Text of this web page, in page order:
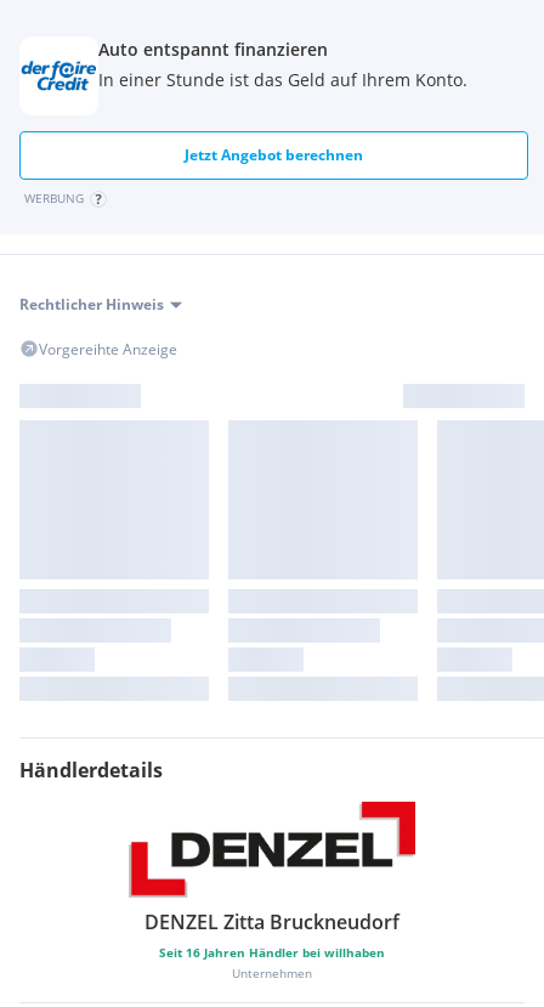
Verzurrösen im Gepäckraum
Warndreieck mit Erste-Hilfe-Set
Werkzeugsatz
Ölsensor für Niveau und Qualität
Automatische Heckklappenbetätigung
Auto entspannt finanzieren
In einer Stunde ist das Geld auf Ihrem Konto.
Jetzt Angebot berechnen
WERBUNG
Rechtlicher Hinweis
Vorgereihte Anzeige
Händlerdetails
DENZEL Zitta Bruckneudorf
Seit 16 Jahren Händler bei willhaben
Unternehmen